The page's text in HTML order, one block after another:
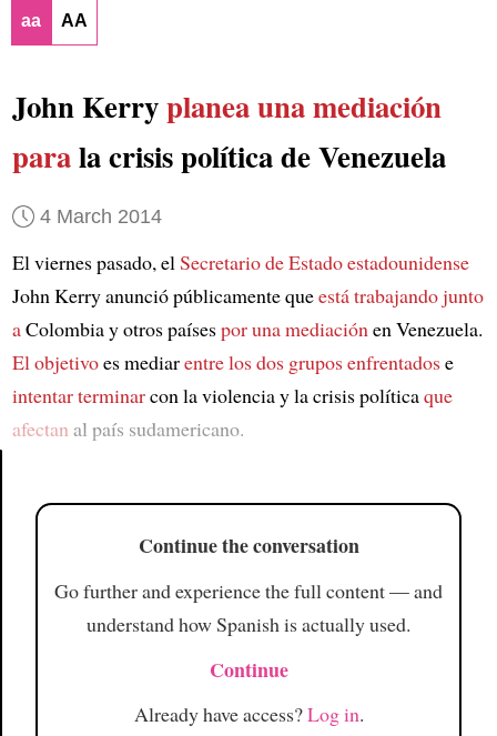
Article
aa AA
John Kerryplanea una mediación
parala crisis política de Venezuela
4 March 2014
El viernes pasado, elSecretario de Estado estadounidense
John Kerry anunció públicamente queestá trabajando junto
aColombia y otros paísespor una mediaciónen Venezuela.
El objetivoes mediarentre los dos grupos enfrentadose
intentar terminarcon la violencia y la crisis políticaque
afectan al país sudamericano.
Continue the conversation
Go further and experience the full content — and
understand how Spanish is actually used.
Continue
Already have access?Log in.